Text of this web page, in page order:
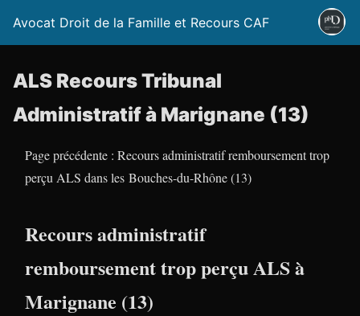
Avocat Droit de la Famille et Recours CAF
ALS Recours Tribunal
Administratif à Marignane (13)
Page précédente : Recours administratif remboursement trop
perçu ALS dans les Bouches-du-Rhône (13)
Recours administratif
remboursement trop perçu ALS à
Marignane (13)